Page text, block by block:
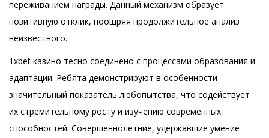
переживанием награды. Данный механизм образует
позитивную отклик, поощряя продолжительное анализ
неизвестного.
1xbet казино тесно соединено с процессами образования и
адаптации. Ребята демонстрируют в особенности
значительный показатель любопытства, что содействует
их стремительному росту и изучению современных
способностей. Совершеннолетние, удержавшие умение